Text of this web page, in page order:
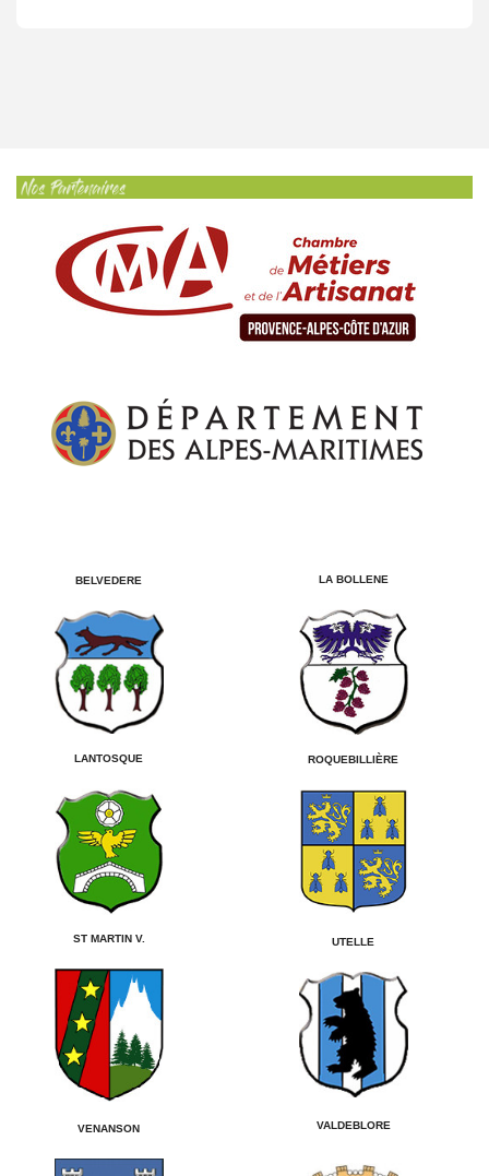
BELVEDERE LA BOLLENE
LANTOSQUE ROQUEBILLIÈRE
ST MARTIN V. UTELLE
VENANSON VALDEBLORE